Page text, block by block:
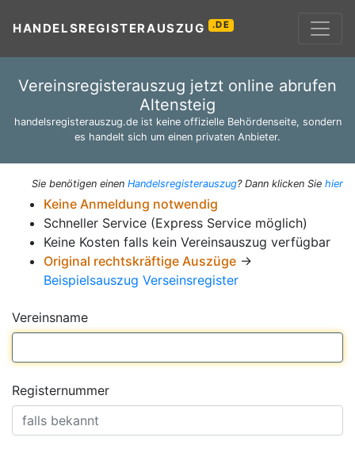
HANDELSREGISTERAUSZUG .DE
Vereinsregisterauszug jetzt online abrufen
Altensteig
handelsregisterauszug.de ist keine offizielle Behördenseite, sondern
es handelt sich um einen privaten Anbieter.
Sie benötigen einen Handelsregisterauszug? Dann klicken Sie hier
Keine Anmeldung notwendig
Schneller Service (Express Service möglich)
Keine Kosten falls kein Vereinsauszug verfügbar
Original rechtskräftige Auszüge →
Beispielsauszug Verseinsregister
Vereinsname
Registernummer